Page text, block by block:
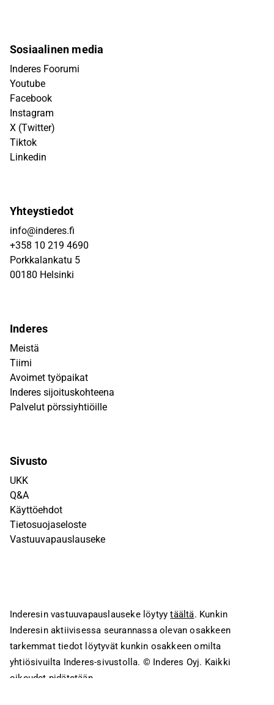
Sosiaalinen media
Inderes Foorumi
Youtube
Facebook
Instagram
X (Twitter)
Tiktok
Linkedin
Yhteystiedot
info@inderes.fi
+358 10 219 4690
Porkkalankatu 5
00180 Helsinki
Inderes
Meistä
Tiimi
Avoimet työpaikat
Inderes sijoituskohteena
Palvelut pörssiyhtiöille
Sivusto
UKK
Q&A
Käyttöehdot
Tietosuojaseloste
Vastuuvapauslauseke
Inderesin vastuuvapauslauseke löytyytäältä. Kunkin
Inderesin aktiivisessa seurannassa olevan osakkeen
tarkemmat tiedot löytyvät kunkin osakkeen omilta
yhtiösivuilta Inderes-sivustolla. © Inderes Oyj. Kaikki
oikeudet pidätetään.